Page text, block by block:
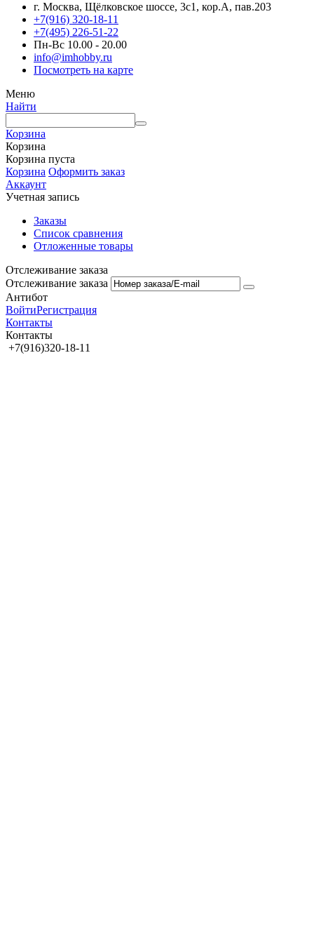
г. Москва, Щёлковское шоссе, 3с1, кор.А, пав.203
+7(916) 320-18-11
+7(495) 226-51-22
Пн-Вс 10.00 - 20.00
info@imhobby.ru
Посмотреть на карте
Меню
Найти
Корзина
Корзина
Корзина пуста
Корзина Оформить заказ
Аккаунт
Учетная запись
Заказы
Список сравнения
Отложенные товары
Отслеживание заказа
Отслеживание заказа
Антибот
ВойтиРегистрация
Контакты
Контакты
+7(916)320-18-11